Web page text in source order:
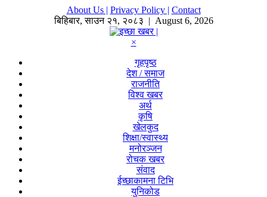
About Us | Privacy Policy | Contact
बिहिबार,साउन २१, २०८३ | August 6, 2026
×
गृहपृष्ठ
देश / समाज
राजनीति
विश्व खबर
अर्थ
कृषि
खेलकुद
शिक्षा/स्वास्थ्य
मनोरञ्जन
रोचक खबर
संवाद
ईच्छाकामना टिभि
युनिकोड